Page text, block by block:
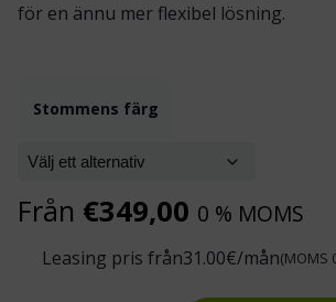
för en ännu mer flexibel lösning.
Stommens färg
Från €349,00 0 % MOMS
Leasing pris från31.00€/mån(MOMS